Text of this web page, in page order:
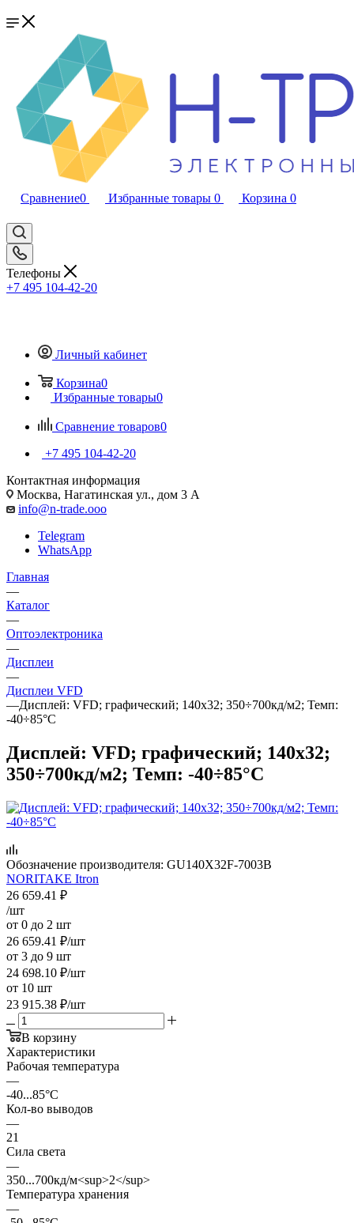
Сравнение0 Избранные товары 0 Корзина 0
Телефоны
+7 495 104-42-20
Личный кабинет
Корзина0
Избранные товары0
Сравнение товаров0
+7 495 104-42-20
Контактная информация
Москва, Нагатинская ул., дом 3 А
info@n-trade.ooo
Telegram
WhatsApp
Главная
—
Каталог
—
Oптоэлектроника
—
Дисплеи
—
Дисплеи VFD
—Дисплей: VFD; графический; 140x32; 350÷700кд/м2; Темп:
-40÷85°C
Дисплей: VFD; графический; 140x32;
350÷700кд/м2; Темп: -40÷85°C
Обозначение производителя: GU140X32F-7003B
NORITAKE Itron
26 659.41 ₽
/шт
от 0 до 2 шт
26 659.41 ₽/шт
от 3 до 9 шт
24 698.10 ₽/шт
от 10 шт
23 915.38 ₽/шт
В корзину
Характеристики
Рабочая температура
—
-40...85°C
Кол-во выводов
—
21
Сила света
—
350...700кд/м<sup>2</sup>
Температура хранения
—